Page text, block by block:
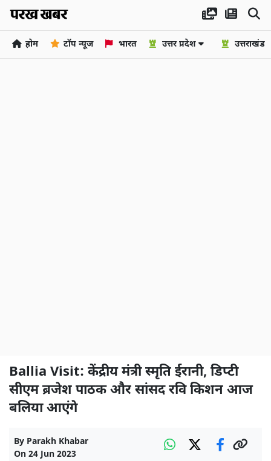
होम टॉप न्यूज भारत उत्तर प्रदेश उत्तराखंड
Ballia Visit: केंद्रीय मंत्री स्मृति ईरानी, डिप्टी
सीएम ब्रजेश पाठक और सांसद रवि किशन आज
बलिया आएंगे
By Parakh Khabar
On 24 Jun 2023